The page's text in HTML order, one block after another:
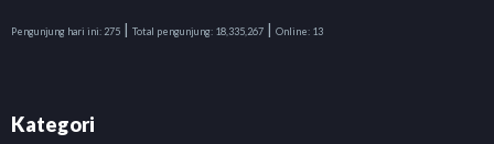
Pengunjung hari ini:275 | Total pengunjung: 18,335,267 | Online: 13
Kategori